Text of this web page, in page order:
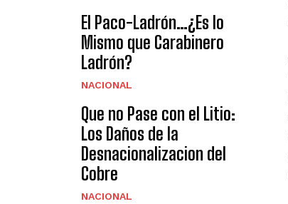
El Paco-Ladrón…¿Es lo
Mismo que Carabinero
Ladrón?
NACIONAL
Que no Pase con el Litio:
Los Daños de la
Desnacionalizacion del
Cobre
NACIONAL